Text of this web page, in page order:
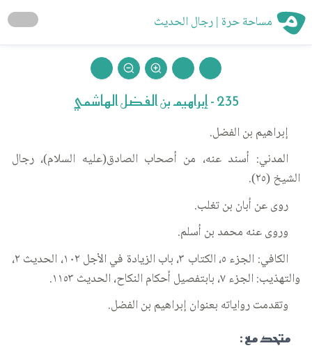
مساحة حرة | رجال الحديث
235 - إبراهيم بن الفضل الهاشمي
إبراهيم بن الفضل.
المدني: أسند عنه، من أصحاب الصادق(عليه السلام)، رجال
الشيخ (٢٥).
روى عن أبان بن تغلب.
وروى عنه محمد بن أسلم.
الكافي: الجزء ٥، الكتاب ٣، باب الزيادة في الأجل ١٠٢، الحديث ٢،
والتهذيب: الجزء ٧، بابتفصيل أحكام النكاح، الحديث ١١٥٣.
وتقدمت رواياته بعنوان إبراهيم بن الفضل.
متحد مع :